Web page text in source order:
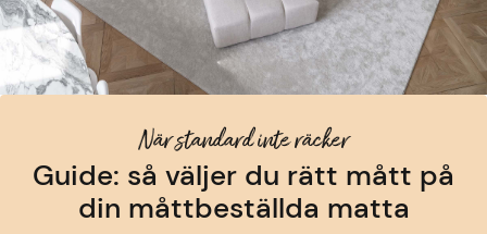
När standard inte räcker
Guide: så väljer du rätt mått på
din måttbeställda matta